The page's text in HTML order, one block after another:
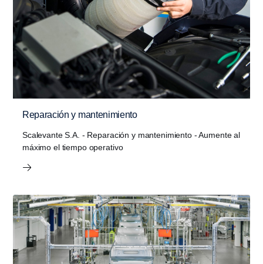
Reparación y mantenimiento
Scalevante S.A. - Reparación y mantenimiento - Aumente al
máximo el tiempo opera­tivo